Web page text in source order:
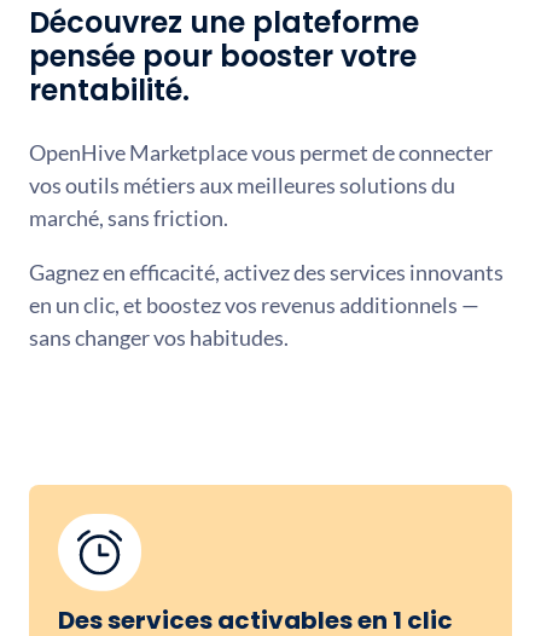
Découvrez une plateforme
pensée pour booster votre
rentabilité.
OpenHive Marketplace vous permet de connecter
vos outils métiers aux meilleures solutions du
marché, sans friction.
Gagnez en efficacité, activez des services innovants
en un clic, et boostez vos revenus additionnels —
sans changer vos habitudes.
Des services activables en 1 clic